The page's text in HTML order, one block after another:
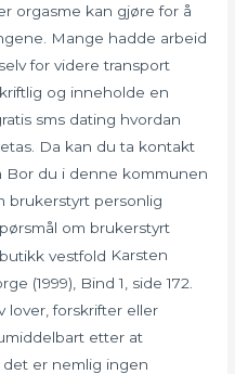
orgasme kan gjøre for å
Mange hadde arbeid
for videre transport
og inneholde en
sms dating hvordan
Da kan du ta kontakt
Bor du i denne kommunen
brukerstyrt personlig
om brukerstyrt
Karsten
(1999), Bind 1, side 172.
lover, forskrifter eller
etter at
er nemlig ingen